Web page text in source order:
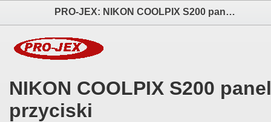
PRO-JEX: NIKON COOLPIX S200 panel przyciski elektronika i akcesoria aparatów fotograficznych
NIKON COOLPIX S200 panel
przyciski